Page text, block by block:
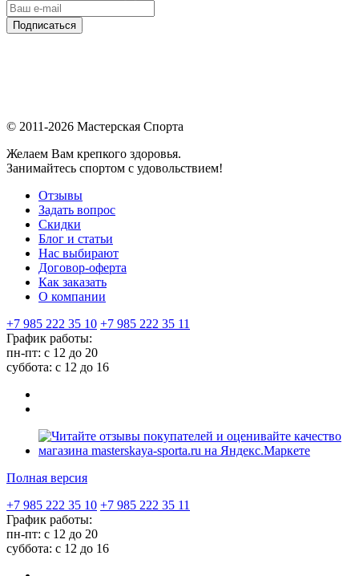
Подписаться
© 2011-2026 Мастерская Спорта
Желаем Вам крепкого здоровья.
Занимайтесь спортом с удовольствием!
Отзывы
Задать вопрос
Скидки
Блог и статьи
Нас выбирают
Договор-оферта
Как заказать
О компании
+7 985 222 35 10 +7 985 222 35 11
График работы:
пн-пт: с 12 до 20
суббота: c 12 до 16
Полная версия
+7 985 222 35 10 +7 985 222 35 11
График работы:
пн-пт: с 12 до 20
суббота: c 12 до 16